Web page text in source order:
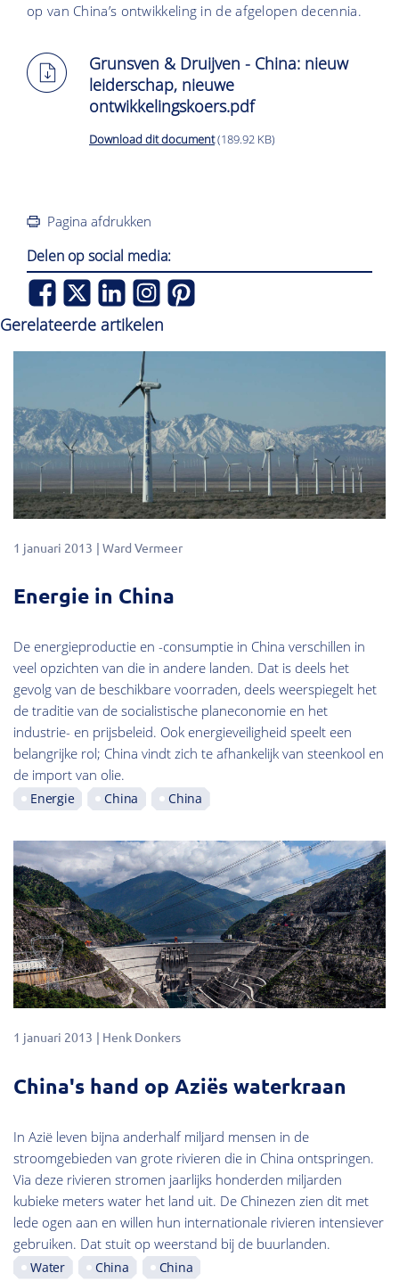
op van China’s ontwikkeling in de afgelopen decennia.
Grunsven & Druijven - China: nieuw
leiderschap, nieuwe
ontwikkelingskoers.pdf
Download dit document(189.92 KB)
Pagina afdrukken
Delen op social media:
Gerelateerde artikelen
1 januari 2013 Ward Vermeer
Energie in China
De energieproductie en -consumptie in China verschillen in
veel opzichten van die in andere landen. Dat is deels het
gevolg van de beschikbare voorraden, deels weerspiegelt het
de traditie van de socialistische planeconomie en het
industrie- en prijsbeleid. Ook energieveiligheid speelt een
belangrijke rol; China vindt zich te afhankelijk van steenkool en
de import van olie.
Energie China China
1 januari 2013 Henk Donkers
China's hand op Aziës waterkraan
In Azië leven bijna anderhalf miljard mensen in de
stroomgebieden van grote rivieren die in China ontspringen.
Via deze rivieren stromen jaarlijks honderden miljarden
kubieke meters water het land uit. De Chinezen zien dit met
lede ogen aan en willen hun internationale rivieren intensiever
gebruiken. Dat stuit op weerstand bij de buurlanden.
Water China China